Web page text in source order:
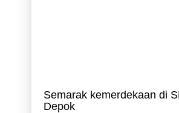
Semarak kemerdekaan di
Depok